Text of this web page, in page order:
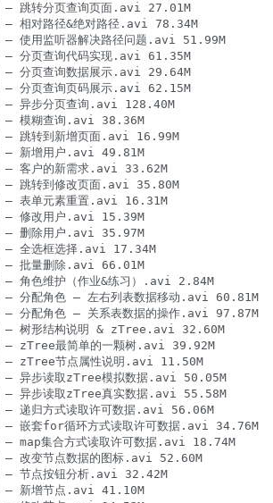
– 跳转分页查询页面.avi 27.01M
– 相对路径&绝对路径.avi 78.34M
– 使用监听器解决路径问题.avi 51.99M
– 分页查询代码实现.avi 61.35M
– 分页查询数据展示.avi 29.64M
– 分页查询页码展示.avi 62.15M
– 异步分页查询.avi 128.40M
– 模糊查询.avi 38.36M
– 跳转到新增页面.avi 16.99M
– 新增用户.avi 49.81M
– 客户的新需求.avi 33.62M
– 跳转到修改页面.avi 35.80M
– 表单元素重置.avi 16.31M
– 修改用户.avi 15.39M
– 删除用户.avi 35.97M
– 全选框选择.avi 17.34M
– 批量删除.avi 66.01M
– 角色维护（作业&练习）.avi 2.84M
– 分配角色 – 左右列表数据移动.avi 60.81M
– 分配角色 – 关系表数据的操作.avi 97.87M
– 树形结构说明 & zTree.avi 32.60M
– zTree最简单的一颗树.avi 39.92M
– zTree节点属性说明.avi 11.50M
– 异步读取zTree模拟数据.avi 50.05M
– 异步读取zTree真实数据.avi 55.58M
– 递归方式读取许可数据.avi 56.06M
– 嵌套for循环方式读取许可数据.avi 34.76M
map集合方式读取许可数据.avi 18.74M
– 改变节点数据的图标.avi 52.60M
– 节点按钮分析.avi 32.42M
– 新增节点.avi 41.10M